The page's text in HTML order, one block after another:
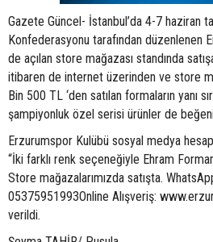
Gazete Güncel- İstanbul’da 4-7 haziran
Konfederasyonu tarafından düzenlenen
de açılan store mağazası standında
itibaren de internet üzerinden ve store
Bin 500 TL ‘den satılan formaların yanı
şampiyonluk özel serisi ürünler de
Erzurumspor Kulübü sosyal medya
“İki farklı renk seçeneğiyle Ehram
Store mağazalarımızda satışta.
05375951993Online Alışveriş:
verildi.